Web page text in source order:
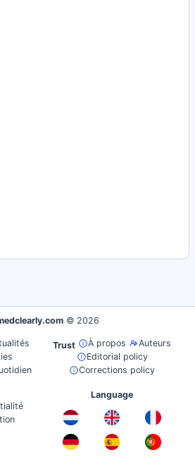
© 2026
Trust À propos
Auteurs
Editorial policy
Corrections policy
Language